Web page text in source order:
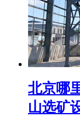
北京哪
山选矿